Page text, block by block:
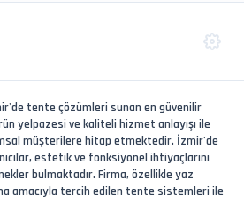
tente çözümleri sunan en güvenilir
yelpazesi ve kaliteli hizmet anlayışı ile
müşterilere hitap etmektedir. İzmir'de
estetik ve fonksiyonel ihtiyaçlarını
bulmaktadır. Firma, özellikle yaz
amacıyla tercih edilen tente sistemleri ile